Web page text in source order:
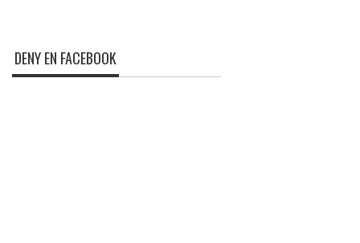
DENY EN FACEBOOK